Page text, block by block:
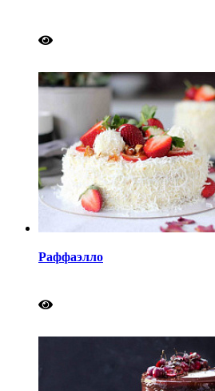
Раффаэлло